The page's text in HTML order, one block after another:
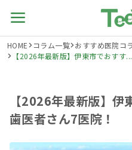
HOME コラム一覧 おすすめ医院コ
【2026年最新版】伊東市でおすす...
【2026年最新版】
歯医者さん7医院！